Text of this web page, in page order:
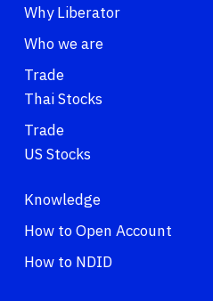
Why Liberator
Who we are
Trade
Thai Stocks
Trade
US Stocks
Knowledge
How to Open Account
How to NDID